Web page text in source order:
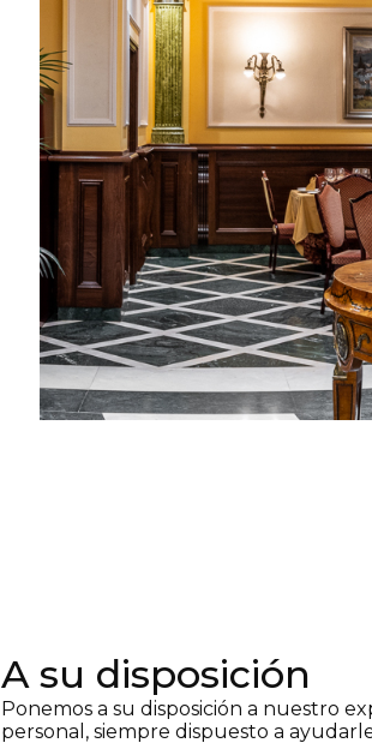
A su disposición
Ponemos a su disposición a nuestro
personal, siempre dispuesto a